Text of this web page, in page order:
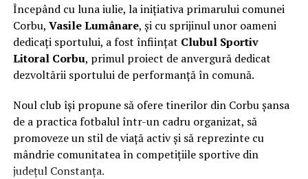
În concluzie: o mare de promisiuni și
un oraș sub apă (la propriu și la
figurat)
inversă– cu străzi tot mai distruse, un trafic tot mai
haotic și o administrație care promite mereu că “de
mâine se vede progresul”.
Până atunci, constănțenii merg mai departe – cu
Începând cu luna iulie, la inițiativa primarului comunei
Corbu, Vasile Lumânare, și cu sprijinul unor oameni
dedicați sportului, a fost înființat Clubul Sportiv
Litoral Corbu, primul proiect de anvergură dedicat
dezvoltării sportului de performanță în comună.
Noul club își propune să ofere tinerilor din Corbu șansa
de a practica fotbalul într-un cadru organizat, să
promoveze un stil de viață activ și să reprezinte cu
mândrie comunitatea în competițiile sportive din
județul Constanța.